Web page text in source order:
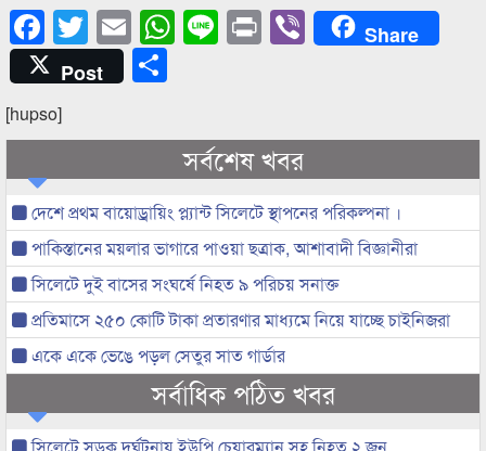
Facebook
Twitter
EmailWhatsApp
LinePrintViberShare
Post
[hupso]
সর্বশেষ খবর
দেশে প্রথম বায়োড্রায়িং প্ল্যান্ট সিলেটে স্থাপনের পরিকল্পনা ।
পাকিস্তানের ময়লার ভাগারে পাওয়া ছত্রাক, আশাবাদী বিজ্ঞানীরা
সিলেটে দুই বাসের সংঘর্ষে নিহত ৯ পরিচয় সনাক্ত
প্রতিমাসে ২৫০ কোটি টাকা প্রতারণার মাধ্যমে নিয়ে যাচ্ছে চাইনিজরা
একে একে ভেঙে পড়ল সেতুর সাত গার্ডার
সর্বাধিক পঠিত খবর
সিলেটে সড়ক দুর্ঘটনায় ইউপি চেয়ারম্যান সহ নিহত ২ জন